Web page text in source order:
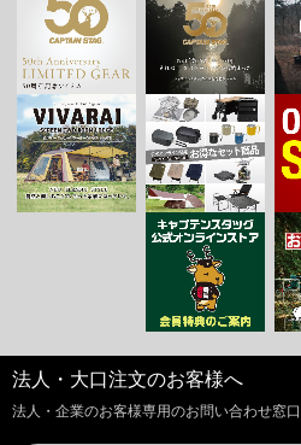
法人・大口注文のお客様へ
法人・企業のお客様専用のお問い合わせ窓口